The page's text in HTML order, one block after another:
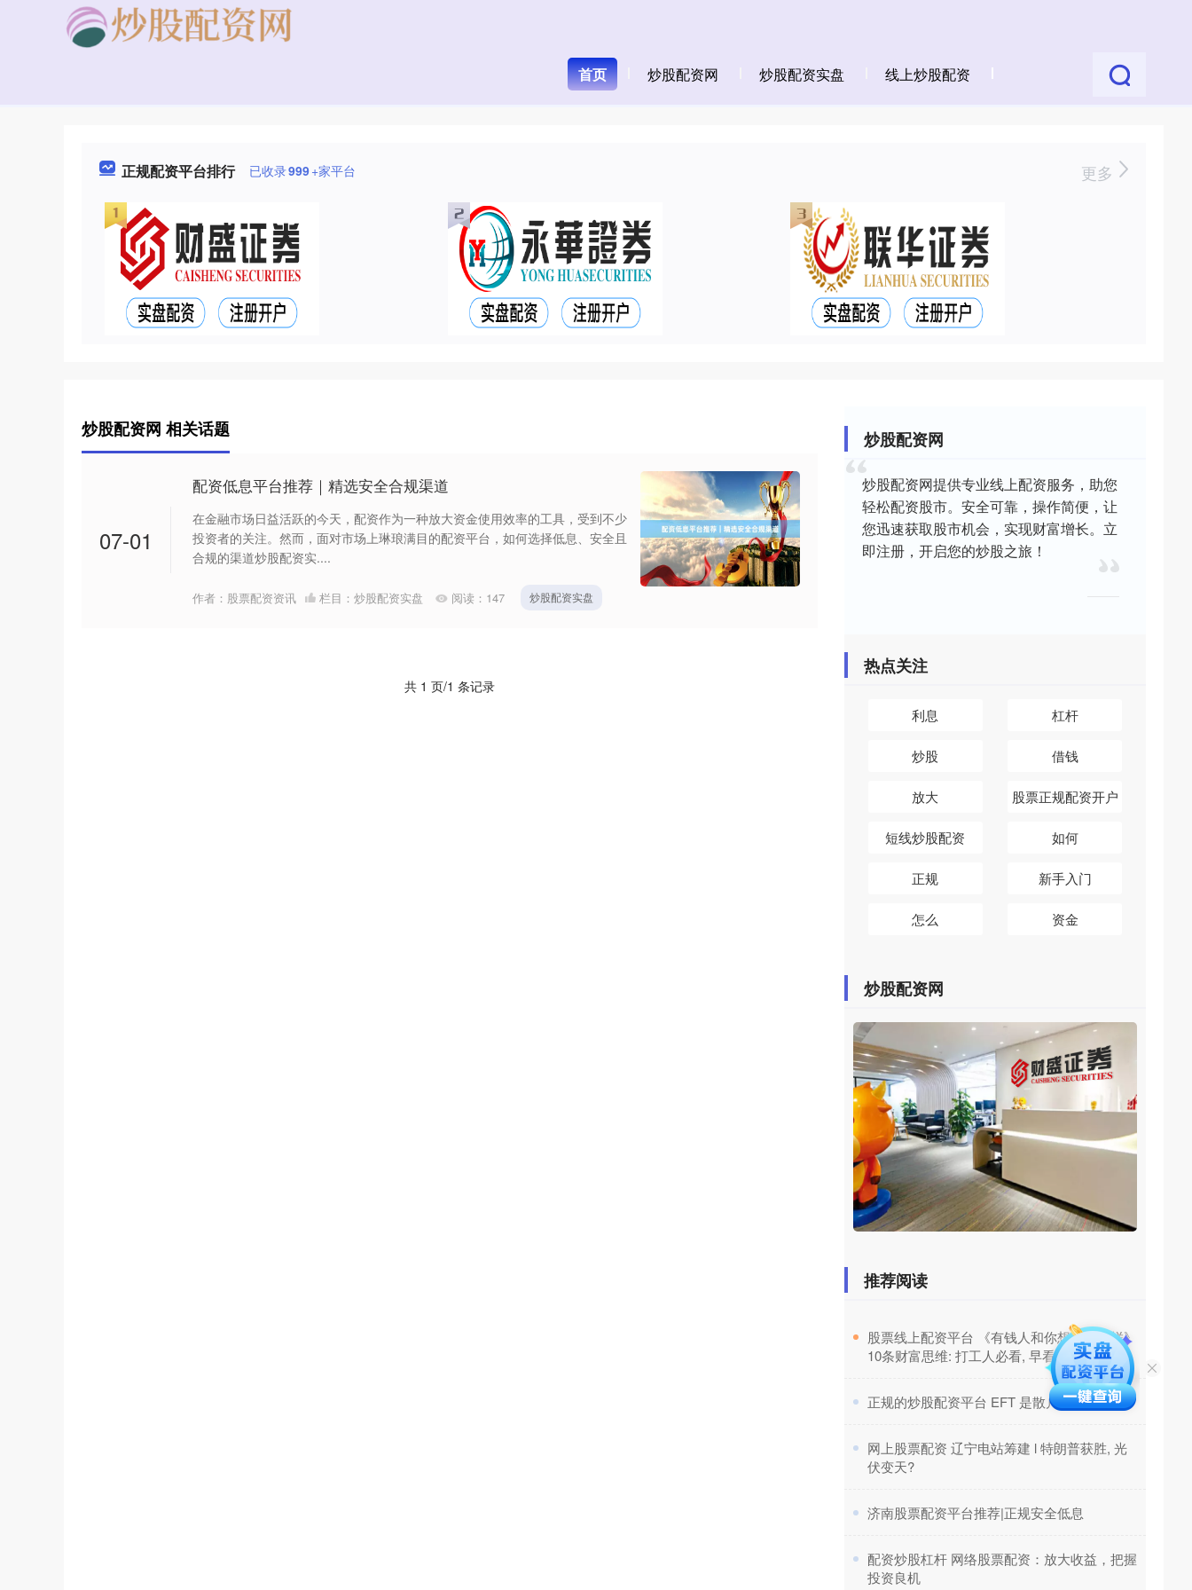
首页 炒股配资网 炒股配资实盘 线上炒股配资
正规配资平台排行 已收录999+家平台 更多
炒股配资网 相关话题
07-01
配资低息平台推荐｜精选安全合规渠道
在金融市场日益活跃的今天，配资作为一种放大资金使用效率的工具，受到不少
投资者的关注。然而，面对市场上琳琅满目的配资平台，如何选择低息、安全且
合规的渠道炒股配资实....
作者：股票配资资讯 栏目： 炒股配资实盘 阅读： 147 炒股配资实盘
共 1 页/1 条记录
炒股配资网
炒股配资网提供专业线上配资服务，助您
轻松配资股市。安全可靠，操作简便，让
您迅速获取股市机会，实现财富增长。立
即注册，开启您的炒股之旅！
热点关注
利息 杠杆
炒股 借钱
放大 股票正规配资开户
短线炒股配资 如何
正规 新手入门
怎么 资金
炒股配资网
推荐阅读
​股票线上配资平台 《有钱人和你想的不一样》
10条财富思维: 打工人必看, 早看早受益
​正规的炒股配资平台 EFT 是散户的乐园!
​网上股票配资 辽宁电站筹建 l 特朗普获胜, 光
伏变天?
​济南股票配资平台推荐|正规安全低息
​配资炒股杠杆 网络股票配资：放大收益，把握
投资良机